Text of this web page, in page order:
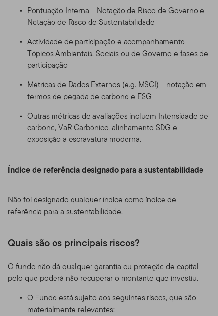
Pontuação Interna – Notação de Risco de Governo e
Notação de Risco de Sustentabilidade
Actividade de participação e acompanhamento –
Tópicos Ambientais, Sociais ou de Governo e fases de
participação
Métricas de Dados Externos (e.g. MSCI) – notação em
termos de pegada de carbono e ESG
Outras métricas de avaliações incluem Intensidade de
carbono, VaR Carbónico, alinhamento SDG e
exposição a escravatura moderna.
Índice de referência designado para a sustentabilidade
Não foi designado qualquer índice como índice de
referência para a sustentabilidade.
Quais são os principais riscos?
O fundo não dá qualquer garantia ou proteção de capital
pelo que poderá não recuperar o montante que investiu.
O Fundo está sujeito aos seguintes riscos, que são
materialmente relevantes: